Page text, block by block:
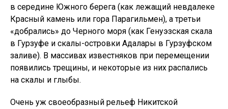
в середине Южного берега (как лежащий невдалеке
Красный камень или гора Парагильмен), а третьи
«добрались» до Черного моря (как Генуэзская скала
в Гурзуфе и скалы-островки Адалары в Гурзуфском
заливе). В массивах известняков при перемещении
появились трещины, и некоторые из них распались
на скалы и глыбы.
Очень уж своеобразный рельеф Никитской